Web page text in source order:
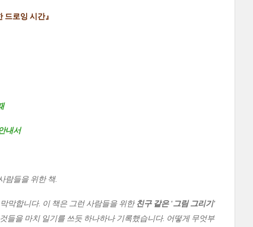
드로잉 시간』
내서
람들을 위한 책.
막합니다. 이 책은 그런 사람들을 위한친구 같은 '그림 그리기'
들을 마치 일기를 쓰듯 하나하나 기록했습니다. 어떻게 무엇부